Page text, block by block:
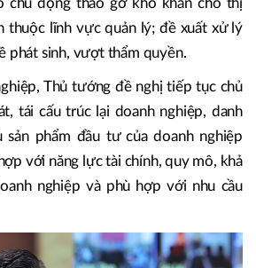
hoàn thiện, trình ban hành Nghị
khích, bảo vệ cán bộ dám nghĩ
tạo.
có liên quan căn cứ chức năng,
chủ động tháo gỡ khó khăn cho thị
thuộc lĩnh vực quản lý; đề xuất xử lý
phát sinh, vượt thẩm quyền.
Thủ tướng đề nghị tiếp tục chủ
tái cấu trúc lại doanh nghiệp, danh
sản phẩm đầu tư của doanh nghiệp